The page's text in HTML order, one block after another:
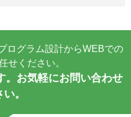
ログラム設計からWEBでの
せください。
。お気軽にお問い合わせ
。